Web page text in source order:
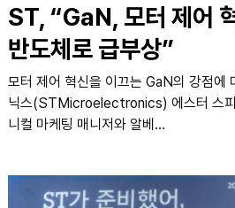
ST, “GaN, 모터 제어
반도체로 급부상”
모터 제어 혁신을 이끄는 GaN의 강점에
닉스(STMicroelectronics) 에스터 스
니컬 마케팅 매니저와 알베...